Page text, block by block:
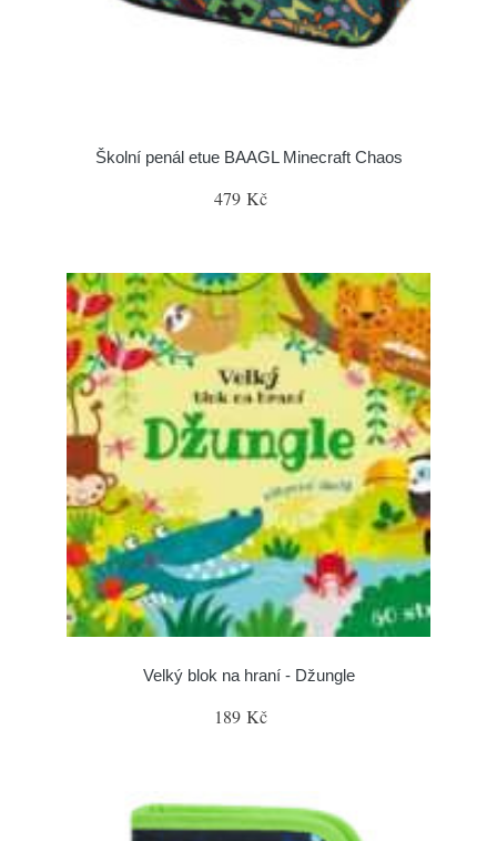
Školní penál etue BAAGL Minecraft Chaos
479 Kč
Velký blok na hraní - Džungle
189 Kč